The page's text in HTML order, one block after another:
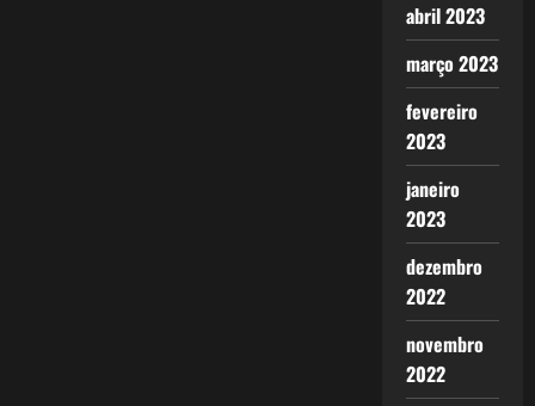
abril 2023
março 2023
fevereiro
2023
janeiro
2023
dezembro
2022
novembro
2022